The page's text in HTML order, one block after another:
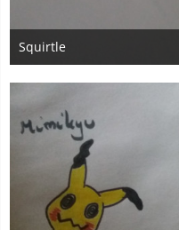
Squirtle
8. August 2016
3